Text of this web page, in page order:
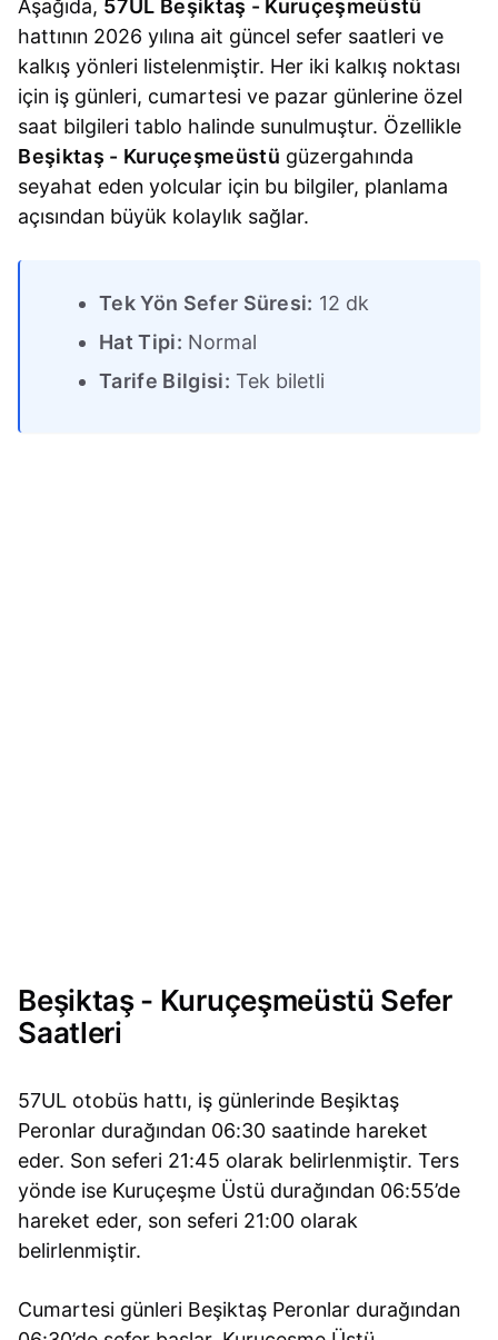
Aşağıda, 57UL Beşiktaş - Kuruçeşmeüstü
hattının 2026 yılına ait güncel sefer saatleri ve
kalkış yönleri listelenmiştir. Her iki kalkış noktası
için iş günleri, cumartesi ve pazar günlerine özel
saat bilgileri tablo halinde sunulmuştur. Özellikle
Beşiktaş - Kuruçeşmeüstü güzergahında
seyahat eden yolcular için bu bilgiler, planlama
açısından büyük kolaylık sağlar.
Tek Yön Sefer Süresi: 12 dk
Hat Tipi: Normal
Tarife Bilgisi: Tek biletli
Beşiktaş - Kuruçeşmeüstü Sefer
Saatleri
57UL otobüs hattı, iş günlerinde Beşiktaş
Peronlar durağından 06:30 saatinde hareket
eder. Son seferi 21:45 olarak belirlenmiştir. Ters
yönde ise Kuruçeşme Üstü durağından 06:55’de
hareket eder, son seferi 21:00 olarak
belirlenmiştir.
Cumartesi günleri Beşiktaş Peronlar durağından